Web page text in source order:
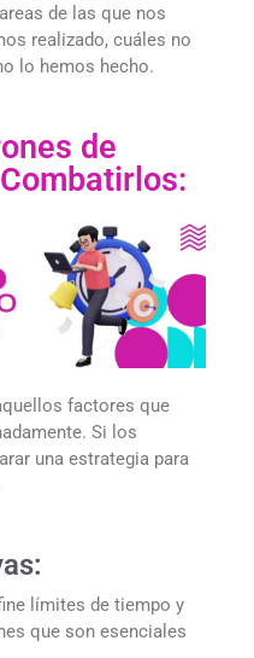
de las que nos
realizado, cuáles no
lo hemos hecho.
de
factores que
Si los
una estrategia para
límites de tiempo y
que son esenciales